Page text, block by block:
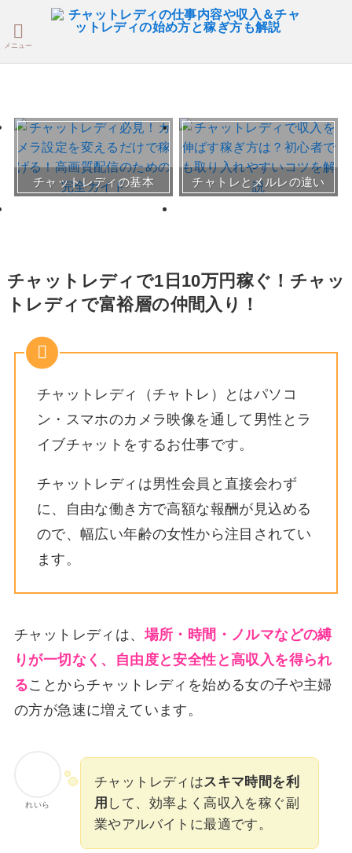
メニュー
チャットレディの基本 チャトレとメルレの違い
おすすめチャトレ事務所＆
サイト
30～50代向けサイト
チャットレディで1日10万円稼ぐ！チャッ
トレディで富裕層の仲間入り！
チャットレディ（チャトレ）とはパソコ
ン・スマホのカメラ映像を通して男性とラ
イブチャットをするお仕事です。
チャットレディは男性会員と直接会わず
に、自由な働き方で高額な報酬が見込める
ので、幅広い年齢の女性から注目されてい
ます。
チャットレディは、場所・時間・ノルマなどの縛
りが一切なく、自由度と安全性と高収入を得られ
ることからチャットレディを始める女の子や主婦
の方が急速に増えています。
れいら
チャットレディはスキマ時間を利
用 して、効率よく高収入を稼ぐ副
業やアルバイトに最適です。